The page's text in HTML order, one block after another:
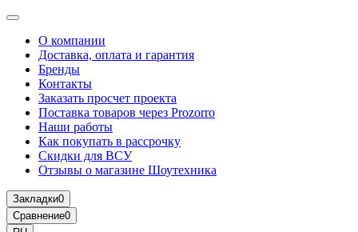
О компании
Доставка, оплата и гарантия
Бренды
Контакты
Заказать просчет проекта
Поставка товаров через Prozorro
Наши работы
Как покупать в рассрочку
Скидки для ВСУ
Отзывы о магазине Шоутехника
Закладки0
Сравнение0